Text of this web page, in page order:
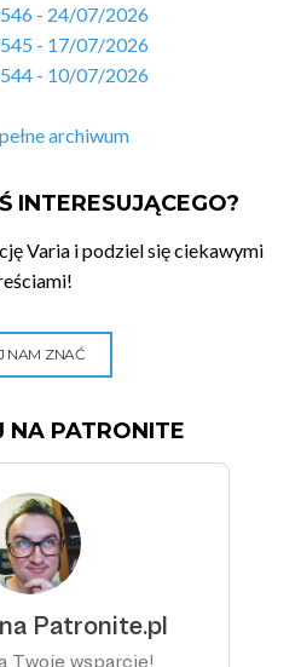
- 24/07/2026
- 17/07/2026
- 10/07/2026
archiwum
INTERESUJĄCEGO?
Varia i podziel się ciekawymi
NAM ZNAĆ
NA PATRONITE